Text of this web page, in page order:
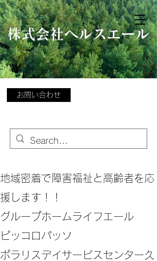
​株式会社ヘルスエール
お問い合わせ
地域密着で障害福祉と高齢者を応
援します！！
グループホームライフエール
ピッコロパッソ
ポラリスデイサービスセンター久